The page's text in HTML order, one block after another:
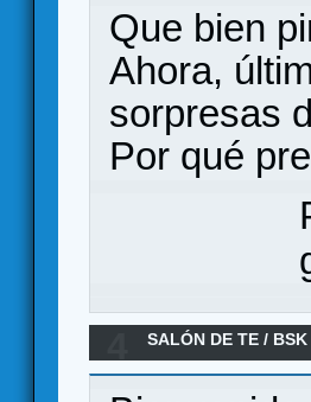
Que bien
Ahora,
sorpresas
Por qué
SALÓN DE TE / BSK